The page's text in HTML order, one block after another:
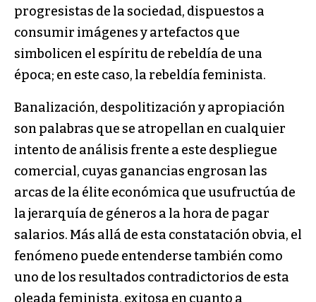
progresistas de la sociedad, dispuestos a
consumir imágenes y artefactos que
simbolicen el espíritu de rebeldía de una
época; en este caso, la rebeldía feminista.
Banalización, despolitización y apropiación
son palabras que se atropellan en cualquier
intento de análisis frente a este despliegue
comercial, cuyas ganancias engrosan las
arcas de la élite económica que usufructúa de
la jerarquía de géneros a la hora de pagar
salarios. Más allá de esta constatación obvia, el
fenómeno puede entenderse también como
uno de los resultados contradictorios de esta
oleada feminista, exitosa en cuanto a